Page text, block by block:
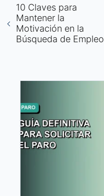
10 Claves para
Mantener la
Motivación en la
Búsqueda de Empleo